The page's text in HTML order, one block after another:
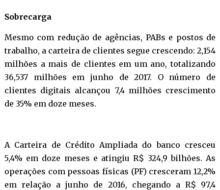
Sobrecarga
Mesmo com redução de agências, PABs e postos de
trabalho, a carteira de clientes segue crescendo: 2,154
milhões a mais de clientes em um ano, totalizando
36,537 milhões em junho de 2017. O número de
clientes digitais alcançou 7,4 milhões crescimento
de 35% em doze meses.
A Carteira de Crédito Ampliada do banco cresceu
5,4% em doze meses e atingiu R$ 324,9 bilhões. As
operações com pessoas físicas (PF) cresceram 12,2%
em relação a junho de 2016, chegando a R$ 97,4